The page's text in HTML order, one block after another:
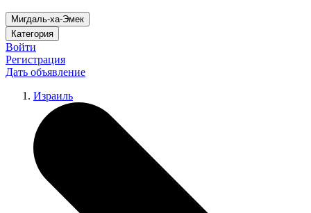
Мигдаль-ха-Эмек
Категория
Войти
Регистрация
Дать объявление
Израиль